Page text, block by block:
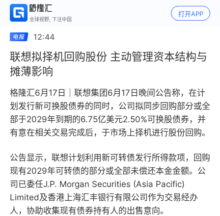
全球视野, 下注中国
打开APP
12:44
联想拟择机回购股份 主动管理资本结构与
摊薄影响
格隆汇6月17日｜联想集团6月17日晚间公告称，在计
划发行新可换股债券的同时，公司拟同步回购部分或全
部于2029年到期的6.75亿美元2.50%可换股债券，并
有意在相关交易完成后，于市场上择机进行股份回购。
公告显示，联想计划利用新可转债发行所得款项，回购
现有2029年可转债的部分或全部未偿还本金金额。公
司已委任J.P. Morgan Securities (Asia Pacific)
Limited及香港上海汇丰银行有限公司作为交易经办
人，协助收集现有债券持有人的出售意向。